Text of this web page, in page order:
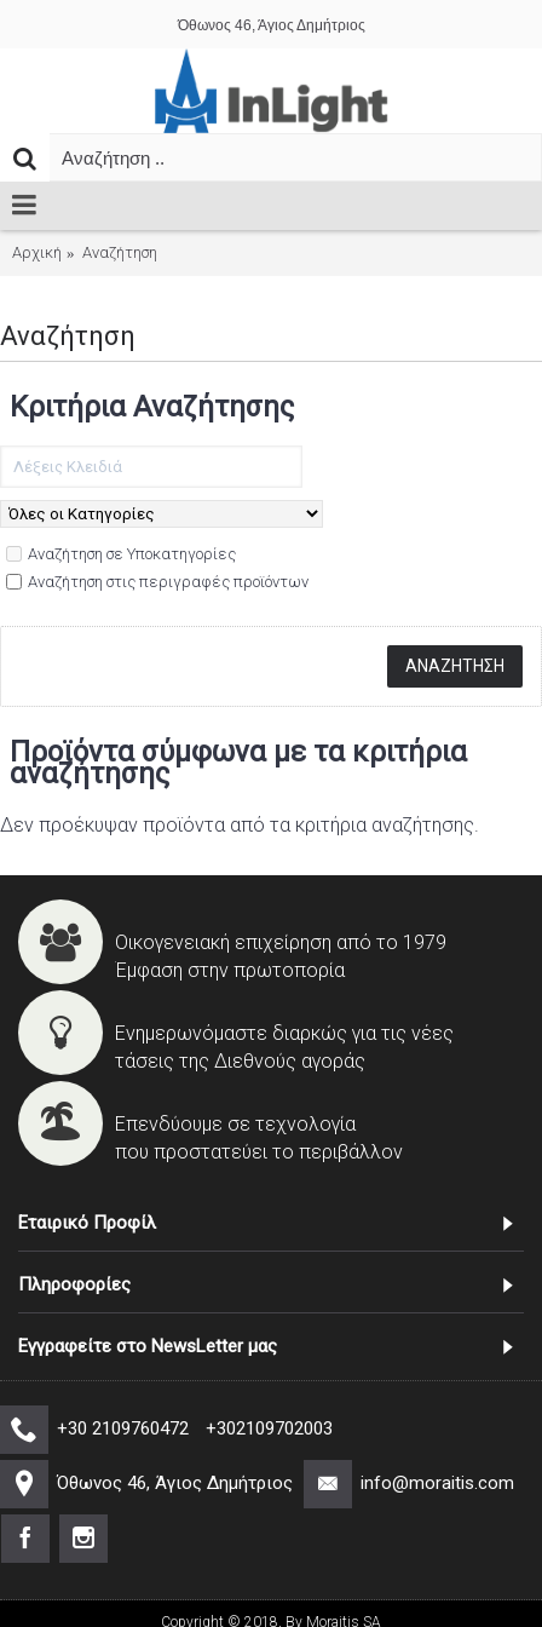
Όθωνος 46, Άγιος Δημήτριος
Αρχική Αναζήτηση
Αναζήτηση
Κριτήρια Αναζήτησης
Αναζήτηση σε Υποκατηγορίες
Αναζήτηση στις περιγραφές προϊόντων
Προϊόντα σύμφωνα με τα κριτήρια
αναζήτησης
Δεν προέκυψαν προϊόντα από τα κριτήρια αναζήτησης.
Οικογενειακή επιχείρηση από το 1979
Έμφαση στην πρωτοπορία
Ενημερωνόμαστε διαρκώς για τις νέες
τάσεις της Διεθνούς αγοράς
Επενδύουμε σε τεχνολογία
που προστατεύει το περιβάλλον
Εταιρικό Προφίλ
Πληροφορίες
Εγγραφείτε στο NewsLetter μας
+30 2109760472 +302109702003
Όθωνος 46, Άγιος Δημήτριος info@moraitis.com
Copyright © 2018, By Moraitis SA